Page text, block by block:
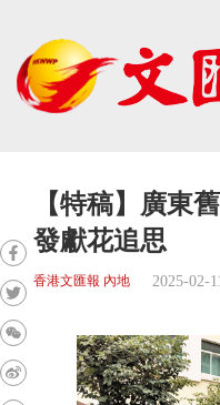
【特稿】廣東
發獻花追思
香港文匯報 內地 2025-02-11